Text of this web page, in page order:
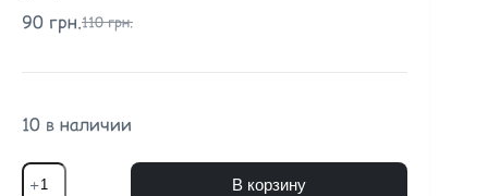
110грн.
90 грн.
10 в наличии
В корзину